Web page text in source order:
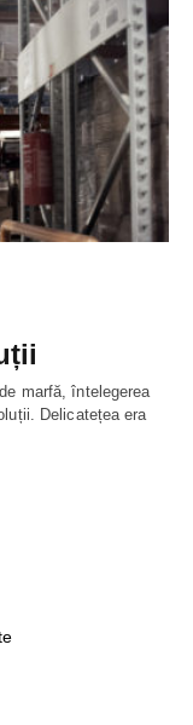
marfă, întelegerea
Delicatețea era